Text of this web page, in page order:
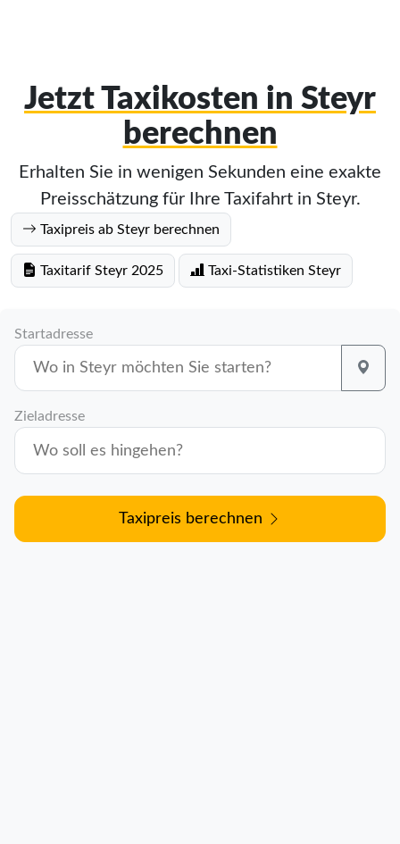
Jetzt Taxikosten in Steyr
berechnen
Erhalten Sie in wenigen Sekunden eine exakte
Preisschätzung für Ihre Taxifahrt in Steyr.
Taxipreis ab Steyr berechnen
Taxitarif Steyr 2025 Taxi-Statistiken Steyr
Startadresse
Zieladresse
Taxipreis berechnen